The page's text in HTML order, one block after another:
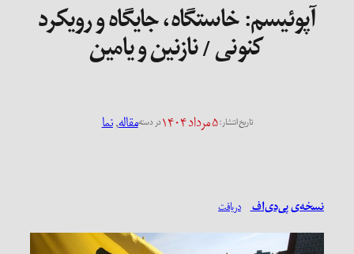
آپوئیسم: خاستگاه، جایگاه و رویکرد
کنونی / نازنین و یامین
تاریخ انتشار:۵ مرداد ۱۴۰۴ در دستهمقاله, نما
نسخه‌ی پی‌دی‌اف دریافت